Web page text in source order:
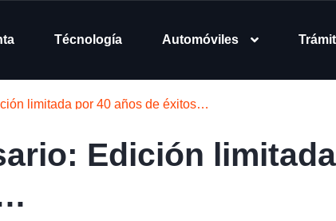
Técnología Automóviles
limitada por 40 años de éxitos…
Edición limitada